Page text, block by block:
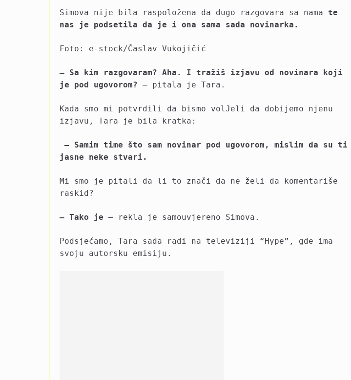
Simova nije bila raspoložena da dugo razgovara sa nama te
nas je podsetila da je i ona sama sada novinarka.
Foto: e-stock/Časlav Vukojičić
– Sa kim razgovaram? Aha. I tražiš izjavu od novinara koji
je pod ugovorom? – pitala je Tara.
Kada smo mi potvrdili da bismo volJeli da dobijemo njenu
izjavu, Tara je bila kratka:
– Samim time što sam novinar pod ugovorom, mislim da su ti
jasne neke stvari.
Mi smo je pitali da li to znači da ne želi da komentariše
raskid?
– Tako je – rekla je samouvjereno Simova.
Podsjećamo, Tara sada radi na televiziji “Hype”, gde ima
svoju autorsku emisiju.